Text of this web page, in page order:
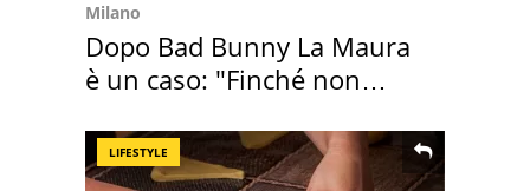
Milano
Dopo Bad Bunny La Maura
è un caso: "Finché non
LIFESTYLE